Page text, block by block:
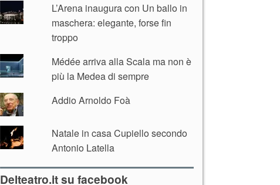
L’Arena inaugura con Un ballo in
maschera: elegante, forse fin
troppo
Médée arriva alla Scala ma non è
più la Medea di sempre
Addio Arnoldo Foà
Natale in casa Cupiello secondo
Antonio Latella
Delteatro.it su facebook